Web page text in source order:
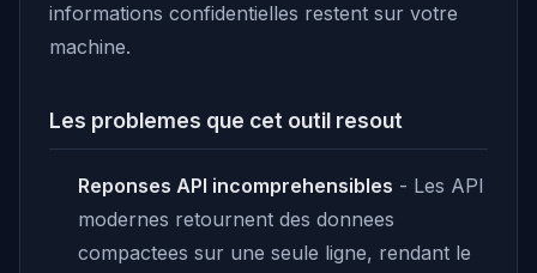
informations confidentielles restent sur votre
machine.
Les problemes que cet outil resout
Reponses API incomprehensibles - Les API
modernes retournent des donnees
compactees sur une seule ligne, rendant le